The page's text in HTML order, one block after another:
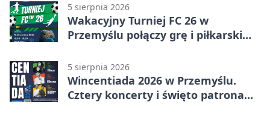
5 sierpnia 2026
Wakacyjny Turniej FC 26 w
Przemyślu połączy grę i piłkarski
5 sierpnia 2026
Wincentiada 2026 w Przemyślu.
Cztery koncerty i święto patrona